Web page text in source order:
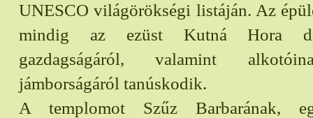
UNESCO világörökségi listáján. Az
mindig az ezüst Kutná Hora
gazdagságáról, valamint
jámborságáról tanúskodik.
A templomot Szűz Barbarának,